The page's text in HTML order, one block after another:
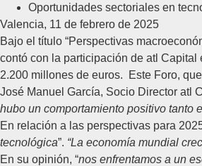
Oportunidades sectoriales en
Valencia, 11 de febrero de 2025
Bajo el título “Perspectivas
contó con la participación de atl Capital
2.200 millones de euros. Este Foro,
José Manuel García, Socio Director atl
hubo un comportamiento positivo tanto
En relación a las perspectivas para
tecnológica”. “La economía mundial
En su opinión, “nos enfrentamos a un